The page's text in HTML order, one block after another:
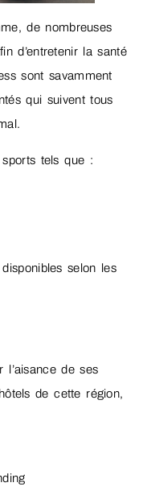
de nombreuses
d’entretenir la santé
sont savamment
qui suivent tous
tels que :
selon les
l’aisance de ses
de cette région,